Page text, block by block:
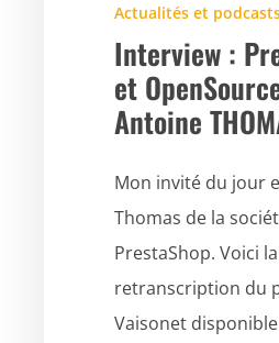
Actualités et
Interview :
et
Antoine
Mon invité du jour
Thomas de la
PrestaShop. Voici la
retranscription du
Vaisonet